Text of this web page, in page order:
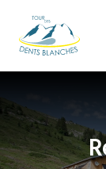
navigation
contenu
principal
pied
de